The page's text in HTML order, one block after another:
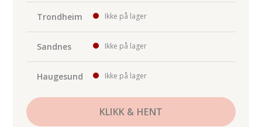
Trondheim Ikke på lager
Sandnes Ikke på lager
Haugesund Ikke på lager
KLIKK & HENT